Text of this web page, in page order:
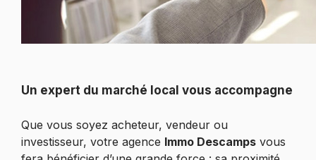
Un expert du marché local vous accompagne
Que vous soyez acheteur, vendeur ou
investisseur, votre agence Immo Descampsvous